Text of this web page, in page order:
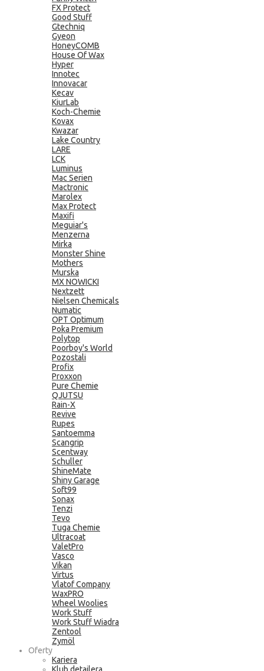
FX Protect
Good Stuff
Gtechniq
Gyeon
HoneyCOMB
House Of Wax
Hyper
Innotec
Innovacar
Kecav
KiurLab
Koch-Chemie
Kovax
Kwazar
Lake Country
LARE
LCK
Luminus
Mac Serien
Mactronic
Marolex
Max Protect
Maxifi
Meguiar's
Menzerna
Mirka
Monster Shine
Mothers
Murska
MX NOWICKI
Nextzett
Nielsen Chemicals
Numatic
OPT Optimum
Poka Premium
Polytop
Poorboy's World
Pozostali
Profix
Proxxon
Pure Chemie
QJUTSU
Rain-X
Revive
Rupes
Santoemma
Scangrip
Scentway
Schuller
ShineMate
Shiny Garage
Soft99
Sonax
Tenzi
Tevo
Tuga Chemie
Ultracoat
ValetPro
Vasco
Vikan
Virtus
Vlatof Company
WaxPRO
Wheel Woolies
Work Stuff
Work Stuff Wiadra
Zentool
Zymöl
Oferty
Kariera